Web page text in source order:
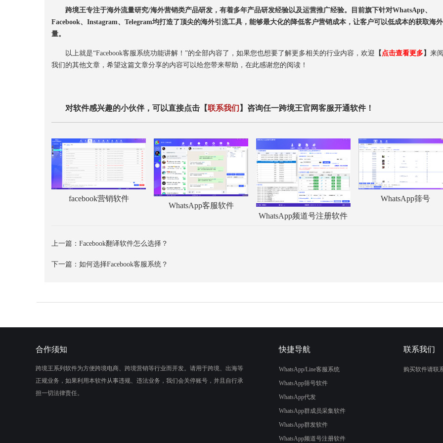
跨境王专注于海外流量研究/海外营销类产品研发，有着多年产品研发经验以及运营推广经验。目前旗下针对WhatsApp、
Facebook、Instagram、Telegram均打造了顶尖的海外引流工具，能够最大化的降低客户营销成本，让客户可以低成本的获取海
量。
以上就是“Facebook客服系统功能讲解！”的全部内容了，如果您也想要了解更多相关的行业内容，欢迎 【 点击查看更多】来
我们的其他文章，希望这篇文章分享的内容可以给您带来帮助，在此感谢您的阅读！
对软件感兴趣的小伙伴，可以直接点击【联系我们 】咨询任一跨境王官网客服开通软件！
facebook营销软件
WhatsApp客服软件
WhatsApp频道号注册软件
WhatsApp筛号
上一篇：Facebook翻译软件怎么选择？
下一篇：如何选择Facebook客服系统？
合作须知
跨境王系列软件为方便跨境电商、跨境营销等行业而开发。请用于跨境、出海等
正规业务，如果利用本软件从事违规、违法业务，我们会关停账号，并且自行承
担一切法律责任。
快捷导航
WhatsApp/Line客服系统
WhatsApp筛号软件
WhatsApp代发
WhatsApp群成员采集软件
WhatsApp群发软件
WhatsApp频道号注册软件
联系我们
购买软件请联